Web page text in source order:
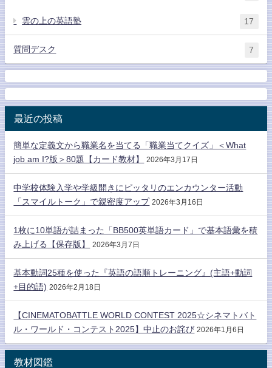
雲の上の英語塾 17
質問デスク 7
最近の投稿
簡単な定義文から職業名を当てる「職業当てクイズ」＜What
job am I?版＞80題【カード教材】
2026年3月17日
中学校体験入学や学級開きにピッタリのエンカウンター活動
「スマイルトーク」で親密度アップ 2026年3月16日
1枚に10単語が詰まった「BB500英単語カード」で基本語彙を積
み上げる【保存版】
2026年3月7日
基本動詞25種を使った『英語の語順トレーニング』(主語+動詞
+目的語) 2026年2月18日
【CINEMATOBATTLE WORLD CONTEST 2025☆シネマトバト
ル・ワールド・コンテスト2025】中止のお詫び 2026年1月6日
教材図鑑